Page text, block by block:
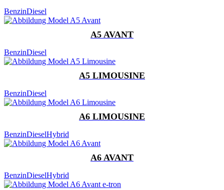
BenzinDiesel
A5 AVANT
BenzinDiesel
A5 LIMOUSINE
BenzinDiesel
A6 LIMOUSINE
BenzinDieselHybrid
A6 AVANT
BenzinDieselHybrid